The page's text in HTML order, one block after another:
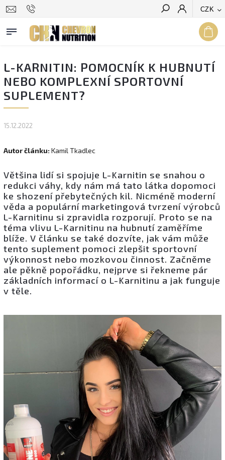
CZK
Hledat
L-KARNITIN: POMOCNÍK K HUBNUTÍ
NEBO KOMPLEXNÍ SPORTOVNÍ
SUPLEMENT?
15.12.2022
Autor článku: Kamil Tkadlec
Většina lidí si spojuje L-Karnitin se snahou o
redukci váhy, kdy nám má tato látka dopomoci
ke shození přebytečných kil. Nicméně moderní
věda a populární marketingová tvrzení výrobců
L-Karnitinu si zpravidla rozporují. Proto se na
téma vlivu L-Karnitinu na hubnutí zaměříme
blíže. V článku se také dozvíte, jak vám může
tento suplement pomoci zlepšit sportovní
výkonnost nebo mozkovou činnost. Začněme
ale pěkně popořádku, nejprve si řekneme pár
základních informací o L-Karnitinu a jak funguje
v těle.